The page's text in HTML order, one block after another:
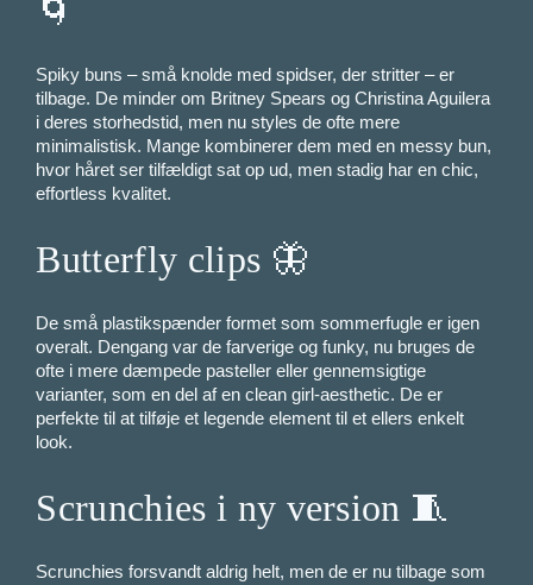
🌀
Spiky buns – små knolde med spidser, der stritter – er
tilbage. De minder om Britney Spears og Christina Aguilera
i deres storhedstid, men nu styles de ofte mere
minimalistisk. Mange kombinerer dem med en messy bun,
hvor håret ser tilfældigt sat op ud, men stadig har en chic,
effortless kvalitet.
Butterfly clips 🦋
De små plastikspænder formet som sommerfugle er igen
overalt. Dengang var de farverige og funky, nu bruges de
ofte i mere dæmpede pasteller eller gennemsigtige
varianter, som en del af en clean girl-aesthetic. De er
perfekte til at tilføje et legende element til et ellers enkelt
look.
Scrunchies i ny version 🧵
Scrunchies forsvandt aldrig helt, men de er nu tilbage som